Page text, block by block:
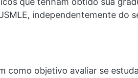
independentemente do
como objetivo avaliar se